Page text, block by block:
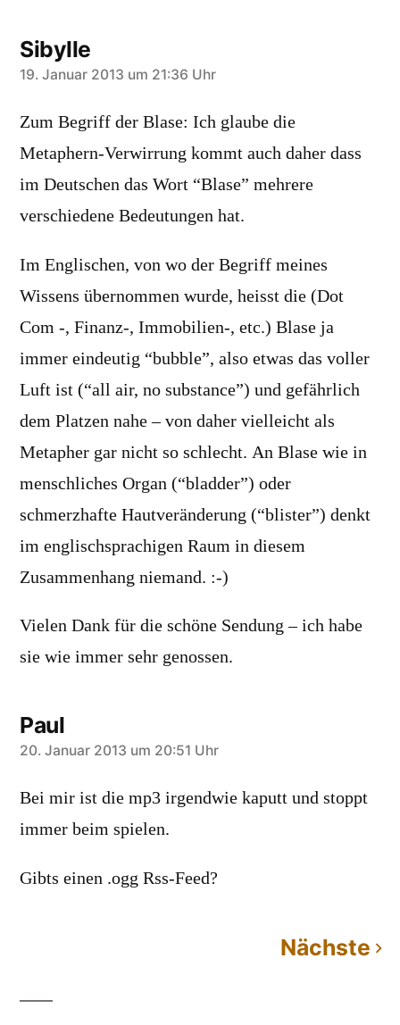
Sibylle
sagt:
19. Januar 2013 um 21:36 Uhr
Zum Begriff der Blase: Ich glaube die
Metaphern-Verwirrung kommt auch daher dass
im Deutschen das Wort “Blase” mehrere
verschiedene Bedeutungen hat.
Im Englischen, von wo der Begriff meines
Wissens übernommen wurde, heisst die (Dot
Com -, Finanz-, Immobilien-, etc.) Blase ja
immer eindeutig “bubble”, also etwas das voller
Luft ist (“all air, no substance”) und gefährlich
dem Platzen nahe – von daher vielleicht als
Metapher gar nicht so schlecht. An Blase wie in
menschliches Organ (“bladder”) oder
schmerzhafte Hautveränderung (“blister”) denkt
im englischsprachigen Raum in diesem
Zusammenhang niemand. :-)
Vielen Dank für die schöne Sendung – ich habe
sie wie immer sehr genossen.
Paul
sagt:
20. Januar 2013 um 20:51 Uhr
Bei mir ist die mp3 irgendwie kaputt und stoppt
immer beim spielen.
Gibts einen .ogg Rss-Feed?
Kommentarnavigation
Nächste